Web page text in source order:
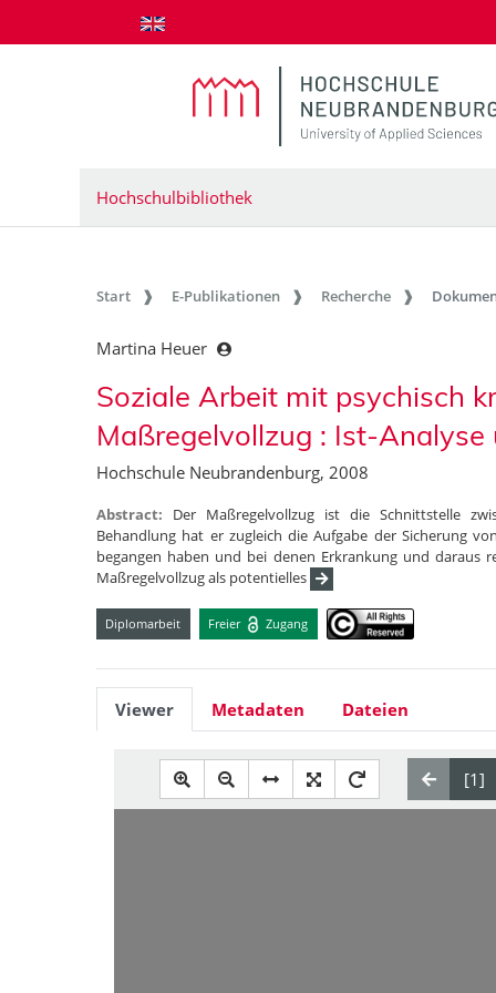
zum Inhalt springen
Hochschulbibliothek
Start E-Publikationen Recherche
Martina Heuer
Soziale Arbeit mit psychisch
Maßregelvollzug : Ist-
Hochschule Neubrandenburg, 2008
Abstract: Der Maßregelvollzug ist die Schnittstelle
Behandlung hat er zugleich die Aufgabe der Sicherung
begangen haben und bei denen Erkrankung und daraus
Maßregelvollzug als potentielles
Diplomarbeit Freier Zugang
Viewer Metadaten Dateien